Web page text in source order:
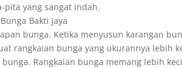
pita yang sangat indah.
Bakti Jaya
bunga. Ketika menyusun karangan
rangkaian bunga yang ukurannya lebih
Rangkaian bunga memang lebih